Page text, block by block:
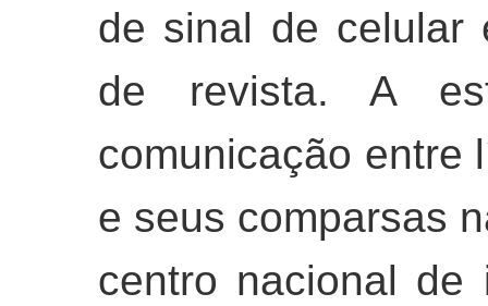
de sinal de celular
de revista. A
comunicação entre
e seus comparsas
centro nacional de